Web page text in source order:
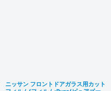
ニッサン フロントドアガラス用カット